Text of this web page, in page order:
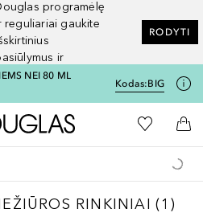
programėlę
reguliariai gaukite
ir
RODYTI
NEI 80 ML
Kodas:BIG
Į Douglas pagrindinį
Į mano
Į
RINKINIAI 1
RINKINIAI (1 )